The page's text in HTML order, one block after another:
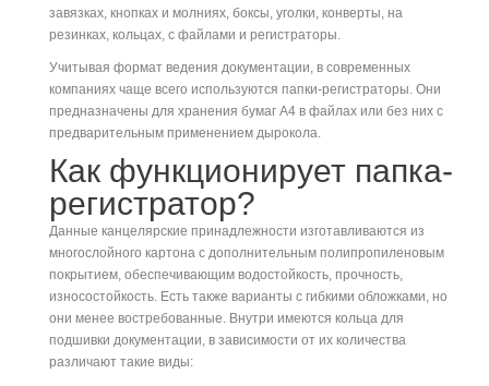
завязках, кнопках и молниях, боксы, уголки, конверты, на
резинках, кольцах, с файлами и регистраторы.
Учитывая формат ведения документации, в современных
компаниях чаще всего используются папки-регистраторы. Они
предназначены для хранения бумаг А4 в файлах или без них с
предварительным применением дырокола.
Как функционирует папка-
регистратор?
Данные канцелярские принадлежности изготавливаются из
многослойного картона с дополнительным полипропиленовым
покрытием, обеспечивающим водостойкость, прочность,
износостойкость. Есть также варианты с гибкими обложками, но
они менее востребованные. Внутри имеются кольца для
подшивки документации, в зависимости от их количества
различают такие виды: